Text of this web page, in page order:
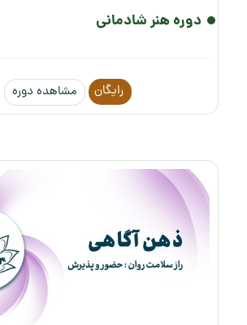
دوره هنر شادمانی
رایگان مشاهده دوره